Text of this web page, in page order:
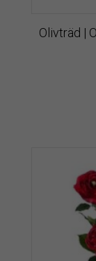
Olivträd |